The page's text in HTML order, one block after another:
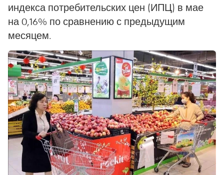
индекса потребительских цен (ИПЦ) в мае
на 0,16% по сравнению с предыдущим
месяцем.